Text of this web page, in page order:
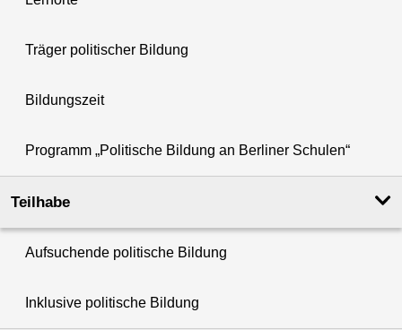
Träger politischer Bildung
Bildungszeit
Programm „Politische Bildung an Berliner Schulen“
Teilhabe
Aufsuchende politische Bildung
Inklusive politische Bildung